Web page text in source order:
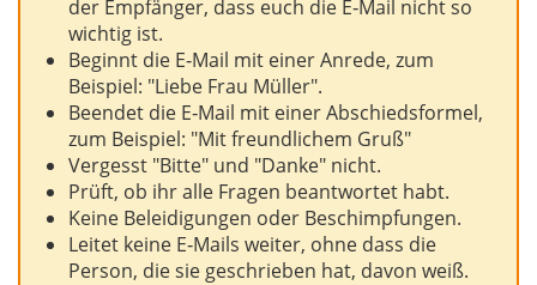
der Empfänger, dass euch die E‑Mail nicht so
wichtig ist.
Beginnt die E‑Mail mit einer Anrede, zum
Beispiel: "Liebe Frau Müller".
Beendet die E‑Mail mit einer Abschiedsformel,
zum Beispiel: "Mit freundlichem Gruß"
Vergesst "Bitte" und "Danke" nicht.
Prüft, ob ihr alle Fragen beantwortet habt.
Keine Beleidigungen oder Beschimpfungen.
Leitet keine E‑Mails weiter, ohne dass die
Person, die sie geschrieben hat, davon weiß.